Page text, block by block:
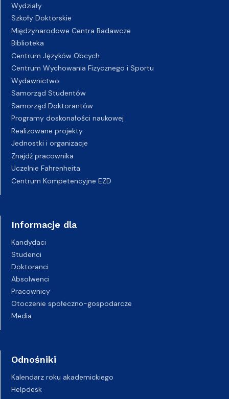
Wydziały
Szkoły Doktorskie
Międzynarodowe Centra Badawcze
Biblioteka
Centrum Języków Obcych
Centrum Wychowania Fizycznego i Sportu
Wydawnictwo
Samorząd Studentów
Samorząd Doktorantów
Programy doskonałości naukowej
Realizowane projekty
Jednostki i organizacje
Znajdź pracownika
Uczelnie Fahrenheita
Centrum Kompetencyjne EZD
Informacje dla
Kandydaci
Studenci
Doktoranci
Absolwenci
Pracownicy
Otoczenie społeczno-gospodarcze
Media
Odnośniki
Kalendarz roku akademickiego
Helpdesk